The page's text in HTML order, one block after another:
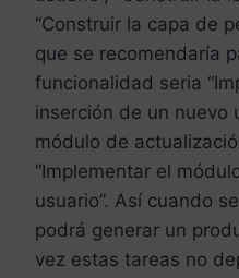
“Construir la capa de
que se recomendaría
funcionalidad seria
inserción de un nuevo
módulo de
“Implementar el
usuario”. Así cuando
podrá generar un
vez estas tareas no